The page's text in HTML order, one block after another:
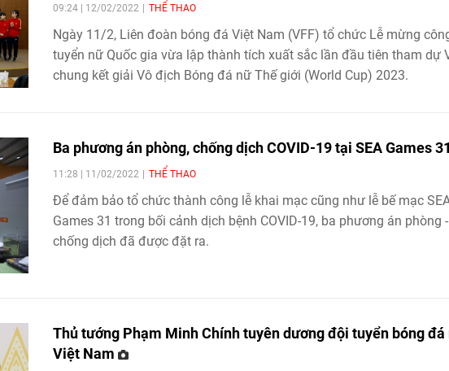
09:24 | 12/02/2022 THỂ THAO
Ngày 11/2, Liên đoàn bóng đá Việt Nam (VFF) tổ chức Lễ mừng
tuyển nữ Quốc gia vừa lập thành tích xuất sắc lần đầu tiên tham dự
chung kết giải Vô địch Bóng đá nữ Thế giới (World Cup) 2023.
Ba phương án phòng, chống dịch COVID-19 tại SEA Games 31
11:28 | 11/02/2022 THỂ THAO
Để đảm bảo tổ chức thành công lễ khai mạc cũng như lễ bế mạc
Games 31 trong bối cảnh dịch bệnh COVID-19, ba phương án phòng -
chống dịch đã được đặt ra.
Thủ tướng Phạm Minh Chính tuyên dương đội tuyển bóng đá
Việt Nam